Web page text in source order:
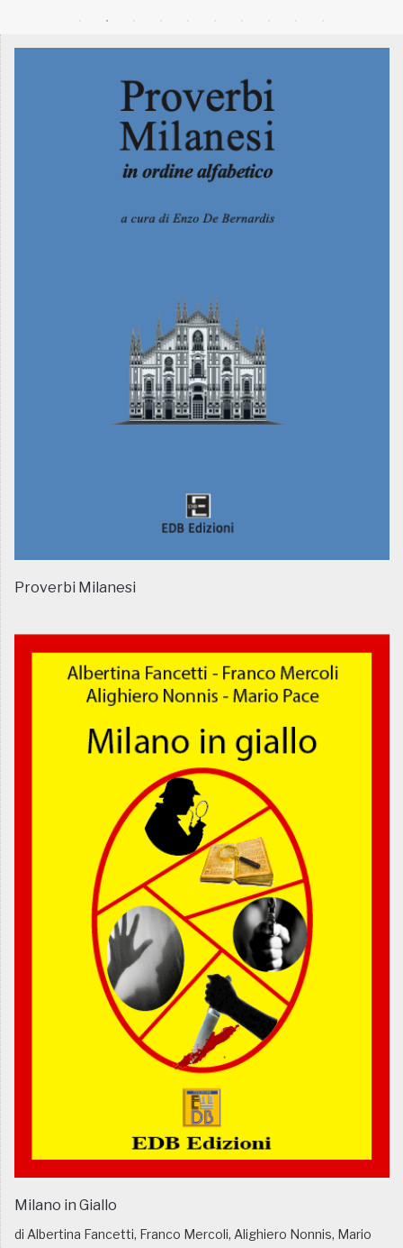
Proverbi Milanesi
Milano in Giallo
di Albertina Fancetti, Franco Mercoli, Alighiero Nonnis, Mario